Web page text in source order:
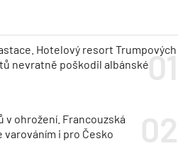
Hotelový resort Trumpových
nevratně poškodil albánské
v ohrožení. Francouzská
varováním i pro Česko